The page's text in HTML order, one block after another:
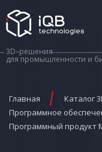
3D–решения
для промышленности и
Главная
Каталог
Программное
Программный продукт